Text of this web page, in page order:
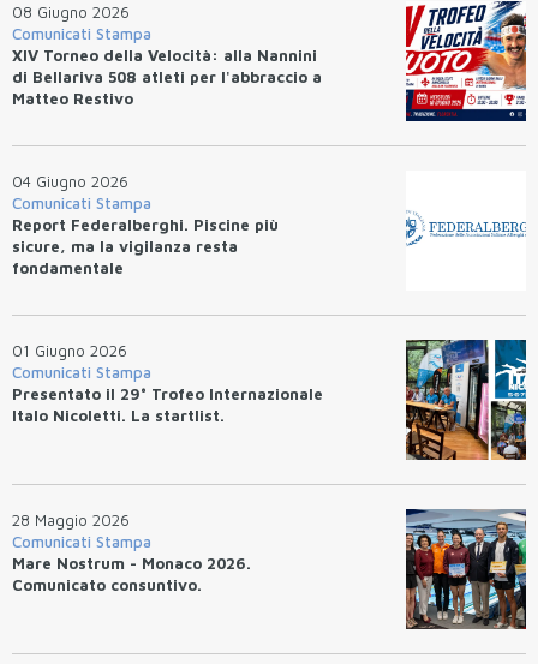
08 Giugno 2026
Comunicati Stampa
XIV Torneo della Velocità: alla Nannini
di Bellariva 508 atleti per l'abbraccio a
Matteo Restivo
04 Giugno 2026
Comunicati Stampa
Report Federalberghi. Piscine più
sicure, ma la vigilanza resta
fondamentale
01 Giugno 2026
Comunicati Stampa
Presentato il 29° Trofeo Internazionale
Italo Nicoletti. La startlist.
28 Maggio 2026
Comunicati Stampa
Mare Nostrum - Monaco 2026.
Comunicato consuntivo.